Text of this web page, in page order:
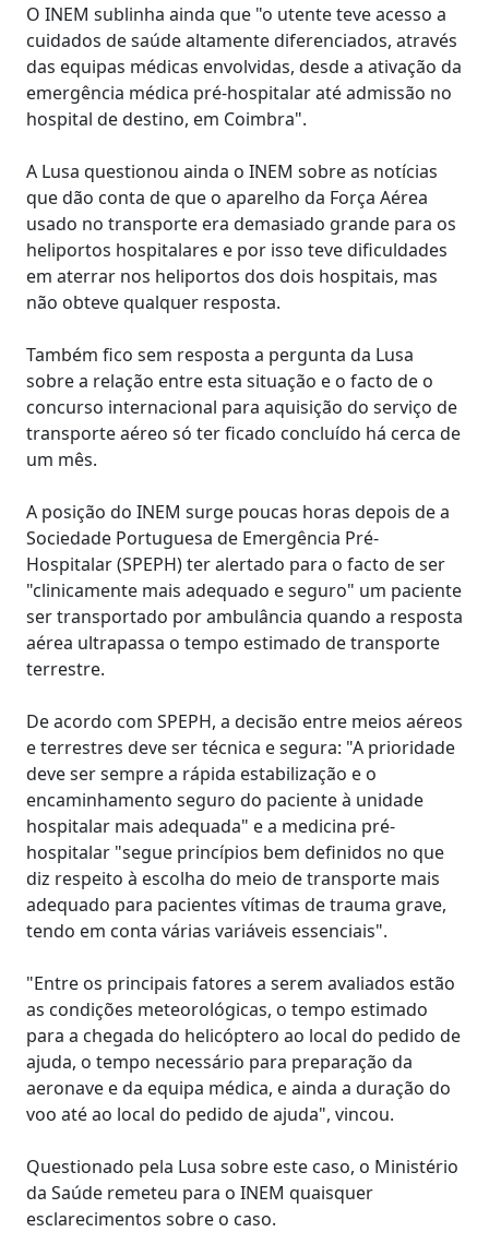
O INEM sublinha ainda que "o utente teve acesso a
cuidados de saúde altamente diferenciados, através
das equipas médicas envolvidas, desde a ativação da
emergência médica pré-hospitalar até admissão no
hospital de destino, em Coimbra".
A Lusa questionou ainda o INEM sobre as notícias
que dão conta de que o aparelho da Força Aérea
usado no transporte era demasiado grande para os
heliportos hospitalares e por isso teve dificuldades
em aterrar nos heliportos dos dois hospitais, mas
não obteve qualquer resposta.
Também fico sem resposta a pergunta da Lusa
sobre a relação entre esta situação e o facto de o
concurso internacional para aquisição do serviço de
transporte aéreo só ter ficado concluído há cerca de
um mês.
A posição do INEM surge poucas horas depois de a
Sociedade Portuguesa de Emergência Pré-
Hospitalar (SPEPH) ter alertado para o facto de ser
"clinicamente mais adequado e seguro" um paciente
ser transportado por ambulância quando a resposta
aérea ultrapassa o tempo estimado de transporte
terrestre.
De acordo com SPEPH, a decisão entre meios aéreos
e terrestres deve ser técnica e segura: "A prioridade
deve ser sempre a rápida estabilização e o
encaminhamento seguro do paciente à unidade
hospitalar mais adequada" e a medicina pré-
hospitalar "segue princípios bem definidos no que
diz respeito à escolha do meio de transporte mais
adequado para pacientes vítimas de trauma grave,
tendo em conta várias variáveis essenciais".
"Entre os principais fatores a serem avaliados estão
as condições meteorológicas, o tempo estimado
para a chegada do helicóptero ao local do pedido de
ajuda, o tempo necessário para preparação da
aeronave e da equipa médica, e ainda a duração do
voo até ao local do pedido de ajuda", vincou.
Questionado pela Lusa sobre este caso, o Ministério
da Saúde remeteu para o INEM quaisquer
esclarecimentos sobre o caso.